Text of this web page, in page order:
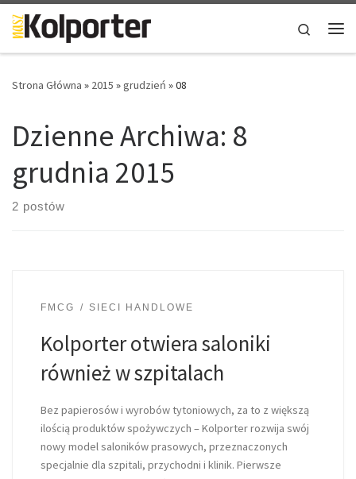
Skip to content
Search
Strona Główna » 2015 »grudzień »08
Dzienne Archiwa: 8
grudnia 2015
2 postów
FMCG SIECI HANDLOWE
Kolporter otwiera saloniki
również w szpitalach
Bez papierosów i wyrobów tytoniowych, za to z większą
ilością produktów spożywczych – Kolporter rozwija swój
nowy model saloników prasowych, przeznaczonych
specjalnie dla szpitali, przychodni i klinik. Pierwsze